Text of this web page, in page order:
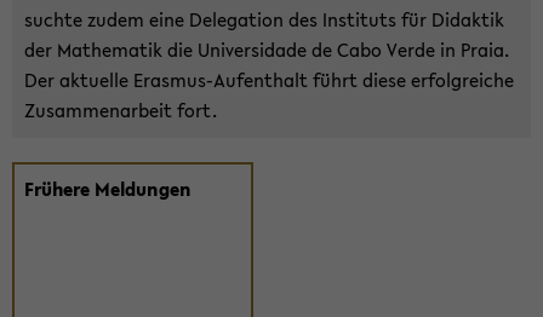
such­te zudem eine De­le­ga­ti­on des In­sti­tuts für Di­dak­tik
der Ma­the­ma­tik die Uni­ver­sida­de de Cabo Verde in Praia.
Der ak­tu­el­le Erasmus-​Aufenthalt führt diese er­folg­rei­che
Zu­sam­men­ar­beit fort.
Frü­he­re Mel­dun­gen